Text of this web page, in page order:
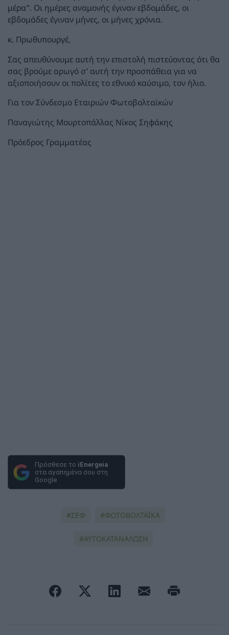
μέρα”. Οι ημέρες αναμονής έγιναν εβδομάδες, οι
εβδομάδες έγιναν μήνες, οι μήνες χρόνια.
κ. Πρωθυπουργέ,
Σας απευθύνουμε αυτή την επιστολή πιστεύοντας ότι θα
σας βρούμε αρωγό σ’ αυτή την προσπάθεια για να
αξιοποιήσουν οι πολίτες το εθνικό καύσιμο, τον ήλιο.
Για τον Σύνδεσμο Εταιριών Φωτοβολταϊκών
Παναγιώτης Μουρτοπάλλας Νίκος Σηφάκης
Πρόεδρος Γραμματέας
Πρόσθεσε το iEnergeia
στα αγαπημένα σου στη
Google
ΣΕΦ ΦΩΤΟΒΟΛΤΑΪΚΆ
ΑΥΤΟΚΑΤΑΝΑΛΩΣΗ